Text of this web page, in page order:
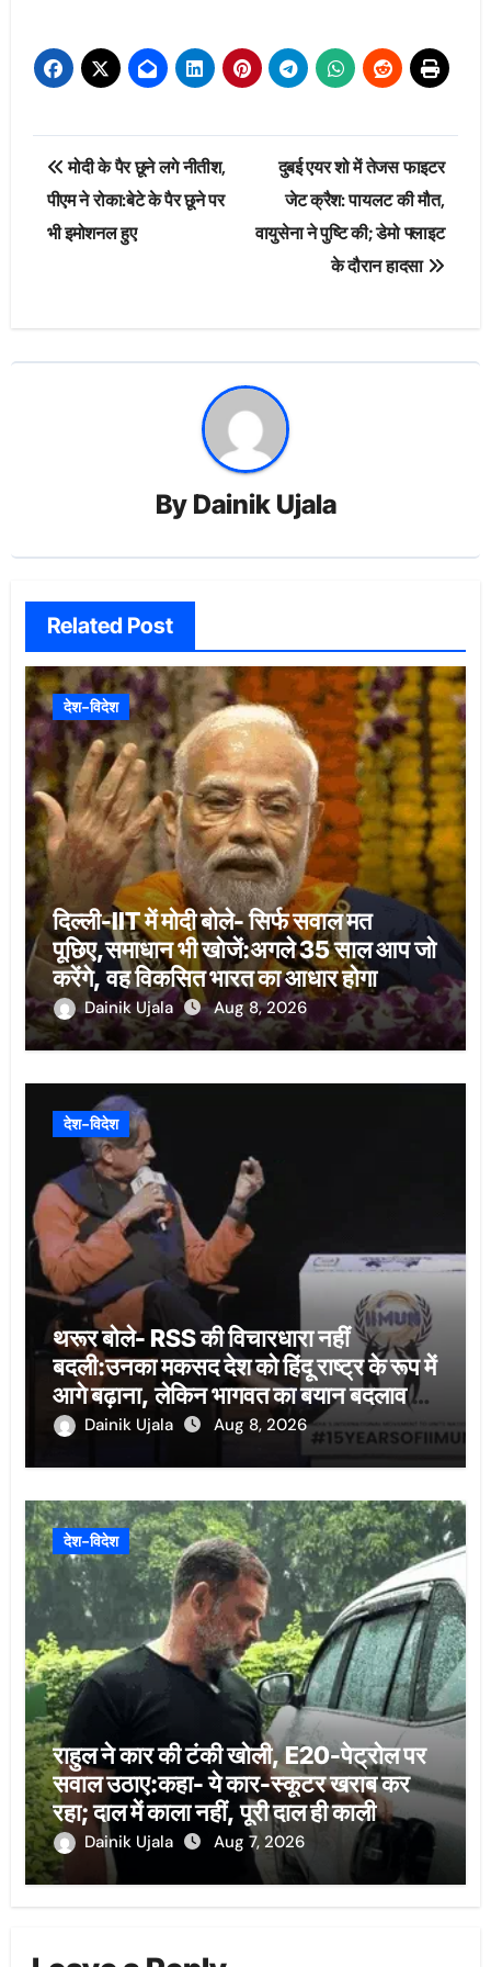
Post
navigation
मोदी के पैर छूने लगे नीतीश,
पीएम ने रोका:बेटे के पैर छूने पर
भी इमोशनल हुए
दुबई एयर शो में तेजस फाइटर
जेट क्रैश: पायलट की मौत,
वायुसेना ने पुष्टि की; डेमो फ्लाइट
के दौरान हादसा
By Dainik Ujala
Related Post
देश-विदेश
दिल्ली-IIT में मोदी बोले- सिर्फ सवाल मत
पूछिए,समाधान भी खोजें:अगले 35 साल आप जो
करेंगे, वह विकसित भारत का आधार होगा
Dainik Ujala Aug 8, 2026
देश-विदेश
थरूर बोले- RSS की विचारधारा नहीं
बदली:उनका मकसद देश को हिंदू राष्ट्र के रूप में
आगे बढ़ाना, लेकिन भागवत का बयान बदलाव का
संकेतDainik Ujala Aug 8, 2026
देश-विदेश
राहुल ने कार की टंकी खोली, E20-पेट्रोल पर
सवाल उठाए:कहा- ये कार-स्कूटर खराब कर
रहा; दाल में काला नहीं, पूरी दाल ही काली
Dainik Ujala Aug 7, 2026